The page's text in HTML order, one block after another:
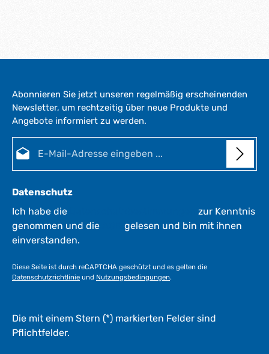
Abonnieren Sie jetzt unseren regelmäßig erscheinenden
Newsletter, um rechtzeitig über neue Produkte und
Angebote informiert zu werden.
Datenschutz
Ich habe die
zur Kenntnis
genommen und die
gelesen und bin mit ihnen
einverstanden.
Diese Seite ist durch reCAPTCHA geschützt und es gelten die
Datenschutzrichtlinie und Nutzungsbedingungen.
Die mit einem Stern (*) markierten Felder sind
Pflichtfelder.